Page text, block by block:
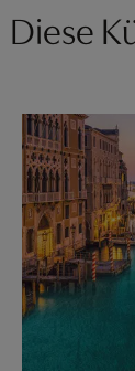
Diese